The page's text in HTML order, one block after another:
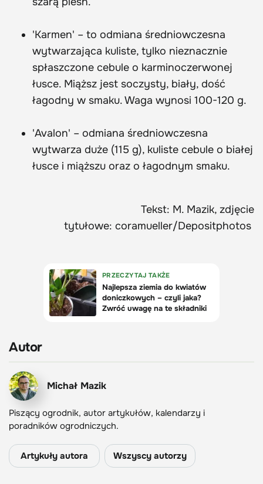
'Karmen' – to odmiana średniowczesna
wytwarzająca kuliste, tylko nieznacznie
spłaszczone cebule o karminoczerwonej
łusce. Miąższ jest soczysty, biały, dość
łagodny w smaku. Waga wynosi 100-120 g.
'Avalon' – odmiana średniowczesna
wytwarza duże (115 g), kuliste cebule o białej
łusce i miąższu oraz o łagodnym smaku.
Tekst: M. Mazik, zdjęcie
tytułowe: coramueller/Depositphotos
Autor
Michał Mazik
Piszący ogrodnik, autor artykułów, kalendarzy i
poradników ogrodniczych.
Artykuły autora Wszyscy autorzy